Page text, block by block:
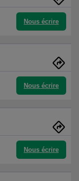
Nous écrire
Nous écrire
Nous écrire